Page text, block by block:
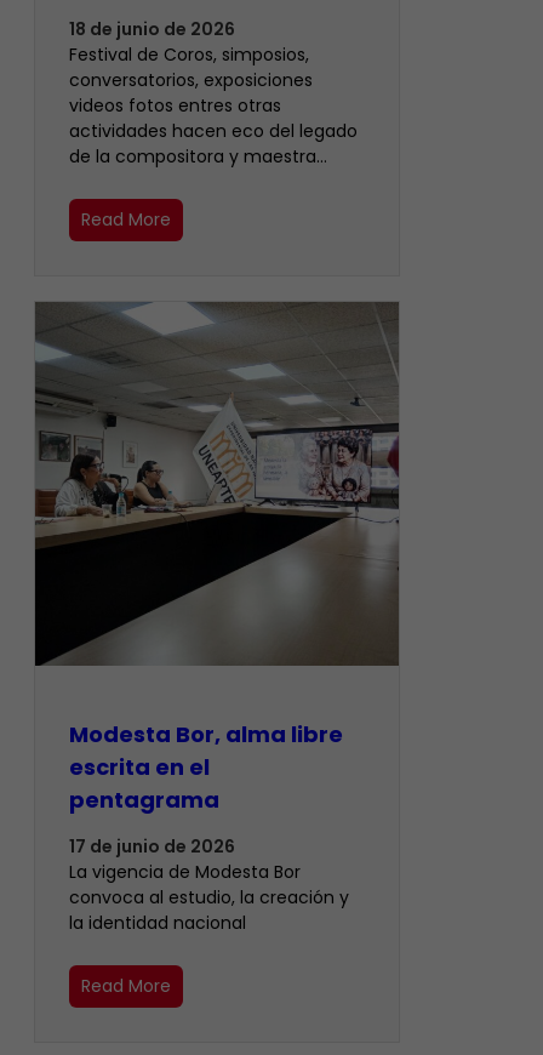
18 de junio de 2026
Festival de Coros, simposios,
conversatorios, exposiciones
videos fotos entres otras
actividades hacen eco del legado
de la compositora y maestra…
Read More
Modesta Bor, alma libre
escrita en el
pentagrama
17 de junio de 2026
La vigencia de Modesta Bor
convoca al estudio, la creación y
la identidad nacional
Read More